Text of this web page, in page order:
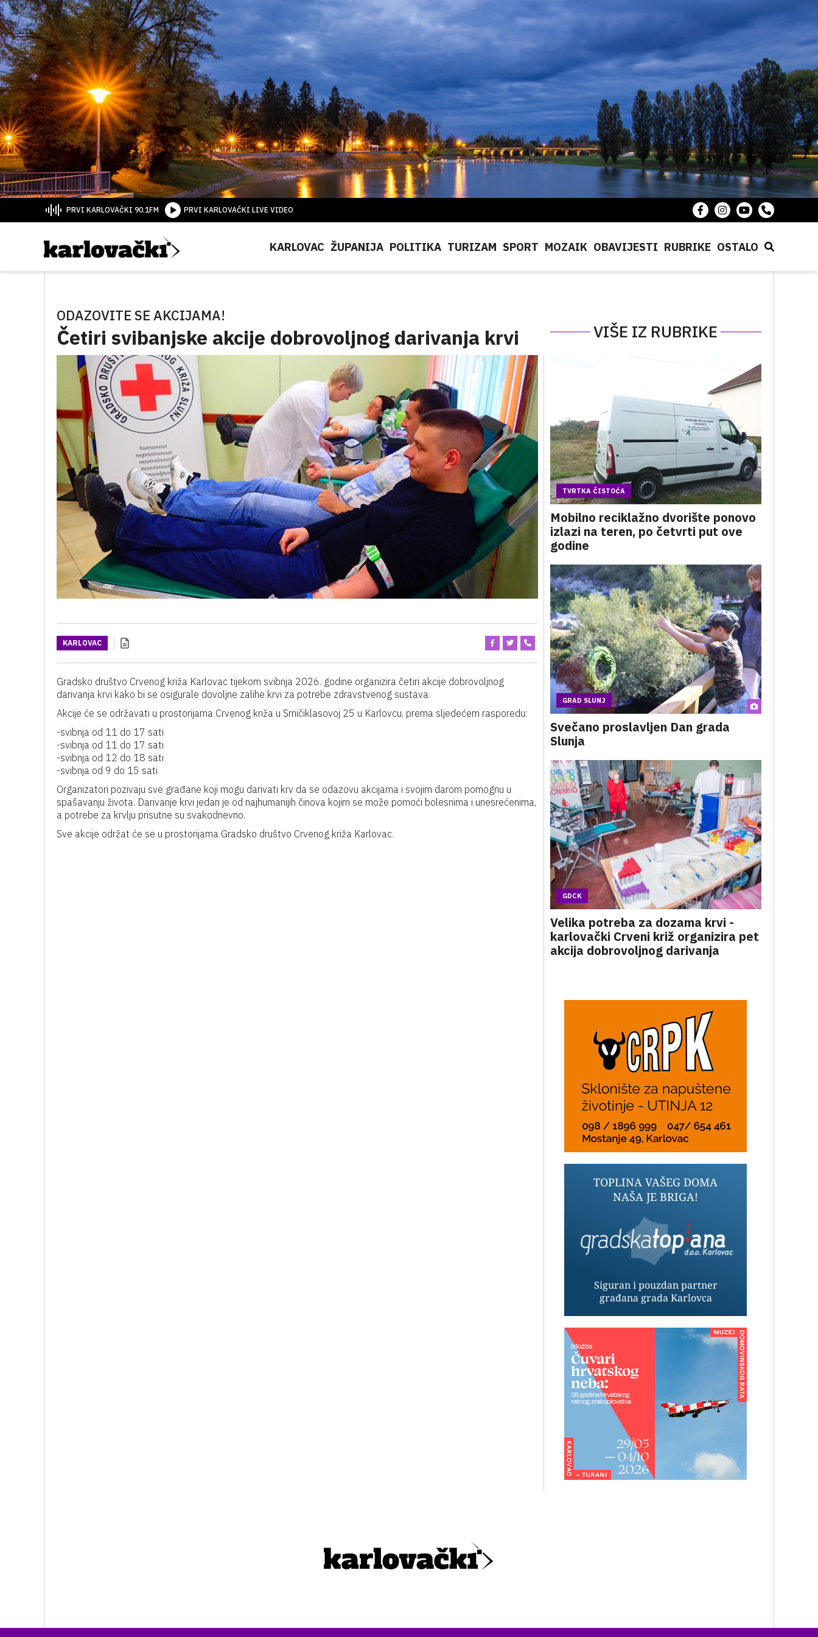
PRVI KARLOVAČKI 90.1FM PRVI KARLOVAČKI LIVE VIDEO
KARLOVAC ŽUPANIJA POLITIKA TURIZAM SPORT MOZAIK OBAVIJESTI RUBRIKE OSTALO
ODAZOVITE SE AKCIJAMA!
Četiri svibanjske akcije dobrovoljnog darivanja krvi VIŠE IZ RUBRIKE
KARLOVAC
Gradsko društvo Crvenog križa Karlovac tijekom svibnja 2026. godine organizira četiri akcije dobrovoljnog
darivanja krvi kako bi se osigurale dovoljne zalihe krvi za potrebe zdravstvenog sustava.
Akcije će se održavati u prostorijama Crvenog križa u Smičiklasovoj 25 u Karlovcu, prema sljedećem rasporedu:
-svibnja od 11 do 17 sati
-svibnja od 11 do 17 sati
-svibnja od 12 do 18 sati
-svibnja od 9 do 15 sati
Organizatori pozivaju sve građane koji mogu darivati krv da se odazovu akcijama i svojim darom pomognu u
spašavanju života. Darivanje krvi jedan je od najhumanijih činova kojim se može pomoći bolesnima i unesrećenima,
a potrebe za krvlju prisutne su svakodnevno.
Sve akcije održat će se u prostorijama Gradsko društvo Crvenog križa Karlovac.
TVRTKA ČISTOĆA
Mobilno reciklažno dvorište ponovo
izlazi na teren, po četvrti put ove
godine
GRAD SLUNJ
Svečano proslavljen Dan grada
Slunja
GDCK
Velika potreba za dozama krvi -
karlovački Crveni križ organizira pet
akcija dobrovoljnog darivanja